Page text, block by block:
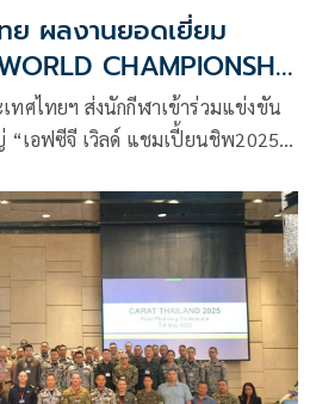
ย ผลงานยอดเยี่ยม
CHAMPIONSHIP
ทศไทยฯ ส่งนักกีฬาเข้าร่วมแข่งขัน
“เอฟซีจี เวิลด์ แชมเปี้ยนชิพ2025”
นักกอล์ฟ ประมาณ 700 คน จากกว่า
กอล์ฟไทยทำผลงานยอดเยี่ยมคว้า 3
ษ์, แอนดี้ ศรีสังวาลย์ และ “ยูกิ” กิ